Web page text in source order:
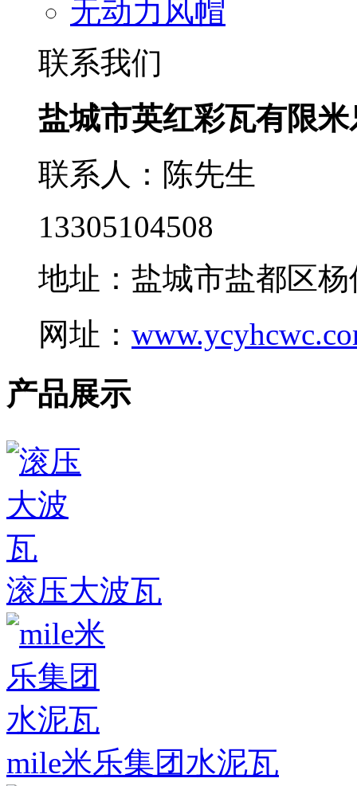
无动力风帽
联系我们
盐城市英红彩瓦有限
联系人：陈先生
13305104508
地址：盐城市盐都区
网址：
产品展示
滚压大波瓦
mile米乐集团水泥瓦